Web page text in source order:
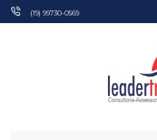
Pular
(19) 99730-0569